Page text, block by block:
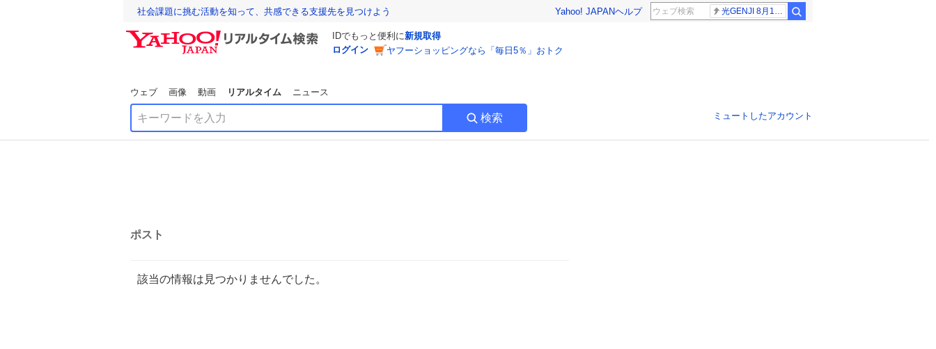
社会課題に挑む活動を知って、共感できる支援先を見つけよう Yahoo! JAPANヘルプ 光GENJI 8月19日
IDでもっと便利に新規取得
ログイン
ヤフーショッピングなら「毎日5％」おトク
ウェブ 画像 動画 リアルタイム ニュース
検索 ミュートしたアカウント
ポスト
該当の情報は見つかりませんでした。